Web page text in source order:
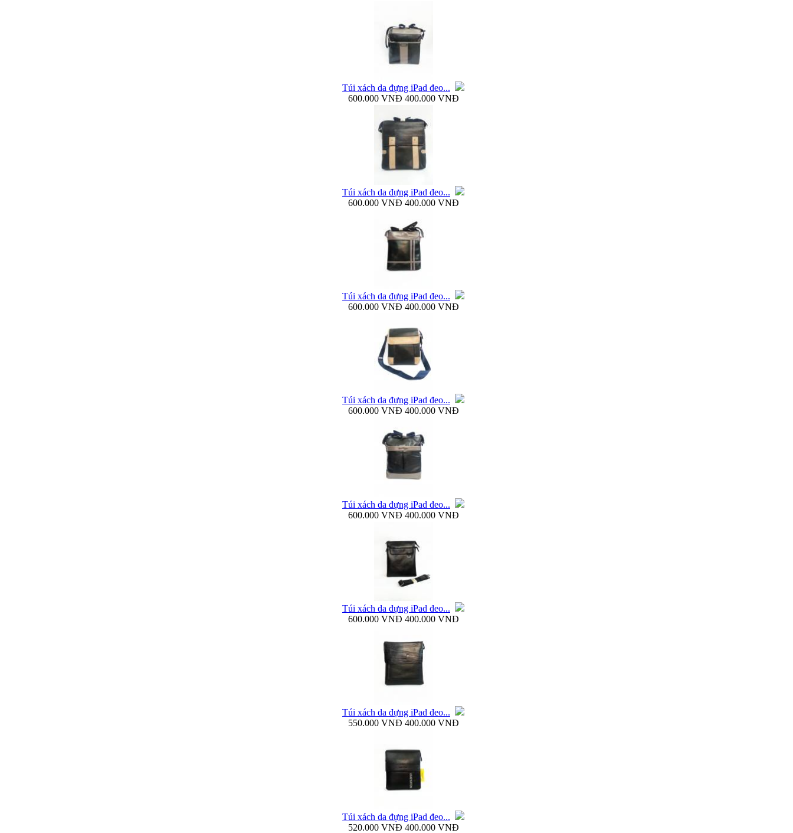
Bao da Galaxy Note 3 N900 mở ngang Zenus...
Nắp lưng Samsung Galaxy Note 3 N9000 Baseus...
Bao da Samsung Galaxy Note 3 N9000 Baseus Folio
Bao da Samsung Galaxy Note 3 N9000 mở ngang...
Dock sạc pin rời Samsung Galaxy S4 i9500...
Bao da Samsung Galaxy S4 mini Flip Cover i9190...
Túi đựng iPad da thật đeo chéo thời...
Ốp lưng samsung Galaxy S4 i9500 Baseus...
Túi xách da đựng iPad đeo...
600.000 VNĐ 400.000 VNĐ
Túi xách da đựng iPad đeo...
600.000 VNĐ 400.000 VNĐ
Túi xách da đựng iPad đeo...
600.000 VNĐ 400.000 VNĐ
Túi xách da đựng iPad đeo...
600.000 VNĐ 400.000 VNĐ
Túi xách da đựng iPad đeo...
600.000 VNĐ 400.000 VNĐ
Túi xách da đựng iPad đeo...
600.000 VNĐ 400.000 VNĐ
Túi xách da đựng iPad đeo...
550.000 VNĐ 400.000 VNĐ
Túi xách da đựng iPad đeo...
520.000 VNĐ 400.000 VNĐ